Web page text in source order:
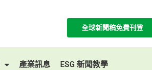
全球新聞稿免費刊登
產業訊息 ESG 新聞教學